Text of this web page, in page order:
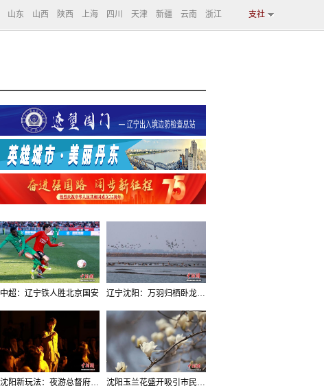
山东 山西 陕西 上海 四川 天津 新疆 云南 浙江 支社
中超：辽宁铁人胜北京国安 辽宁沈阳：万羽归栖卧龙湖看群鸟齐飞
沈阳新玩法：夜游总督府，当一回“赴宴者” 沈阳玉兰花盛开吸引市民打卡